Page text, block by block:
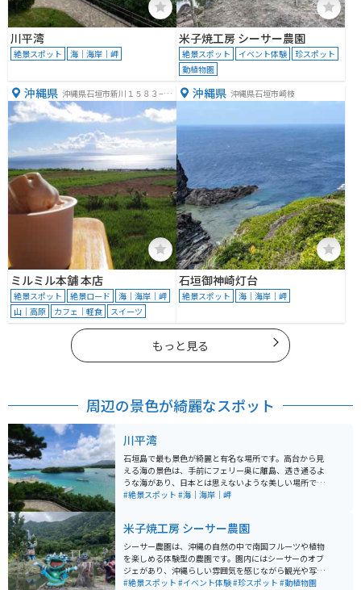
川平湾
絶景スポット 海｜海岸｜岬
米子焼工房 シーサー農園
絶景スポット イベント体験
珍スポット
動植物園
沖縄県 沖縄県石垣市新川１５８３−６
５
ミルミル本舗 本店
絶景スポット 絶景ロード
海｜海岸｜岬
山｜高原
カフェ｜軽食 スイーツ
沖縄県 沖縄県石垣市崎枝
石垣御神崎灯台
絶景スポット 海｜海岸｜岬
もっと見る
周辺の景色が綺麗なスポット
川平湾
石垣島で最も景色が綺麗と有名な場所です。高台から見
える海の景色は、手前にフェリー奥に離島、透き通るよ
うな海があり、日本とは思えないような美しい場所で
す。海の透明さ、南国ジュース、木々等どれも夏を感じ
っくり過ごせます。
#絶景スポット #海｜海岸｜岬
米子焼工房 シーサー農園
シーサー農園は、沖縄の自然の中で南国フルーツや植物
を楽しめる体験型の農園です。園内にはシーサーのオブ
ジェがあり、沖縄らしい雰囲気を感じながら観光や写真
撮影ができます。ゆったりとした環境で、気軽に立ち寄
#絶景スポット #イベント体験#珍スポット #動植物園